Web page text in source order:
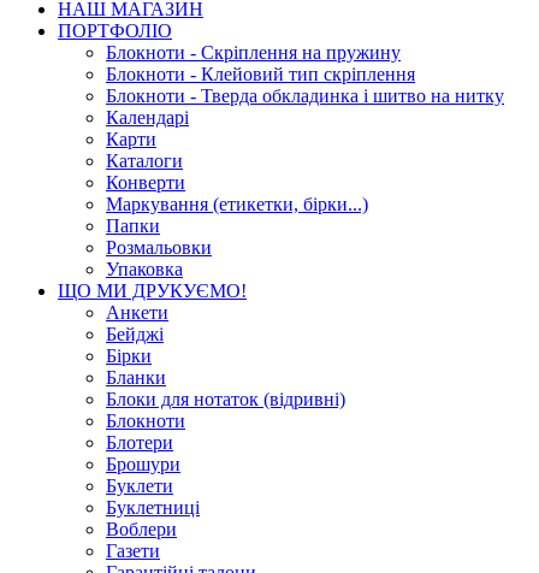
НАШ МАГАЗИН
ПОРТФОЛІО
Блокноти - Скріплення на пружину
Блокноти - Клейовий тип скріплення
Блокноти - Тверда обкладинка і шитво на нитку
Календарі
Карти
Каталоги
Конверти
Маркування (етикетки, бірки...)
Папки
Розмальовки
Упаковка
ЩО МИ ДРУКУЄМО!
Анкети
Бейджі
Бірки
Бланки
Блоки для нотаток (відривні)
Блокноти
Блотери
Брошури
Буклети
Буклетниці
Воблери
Газети